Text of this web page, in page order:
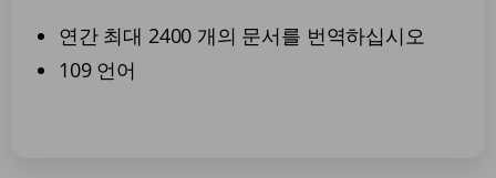
연간 최대 2400 개의 문서를 번역하십시오
109 언어